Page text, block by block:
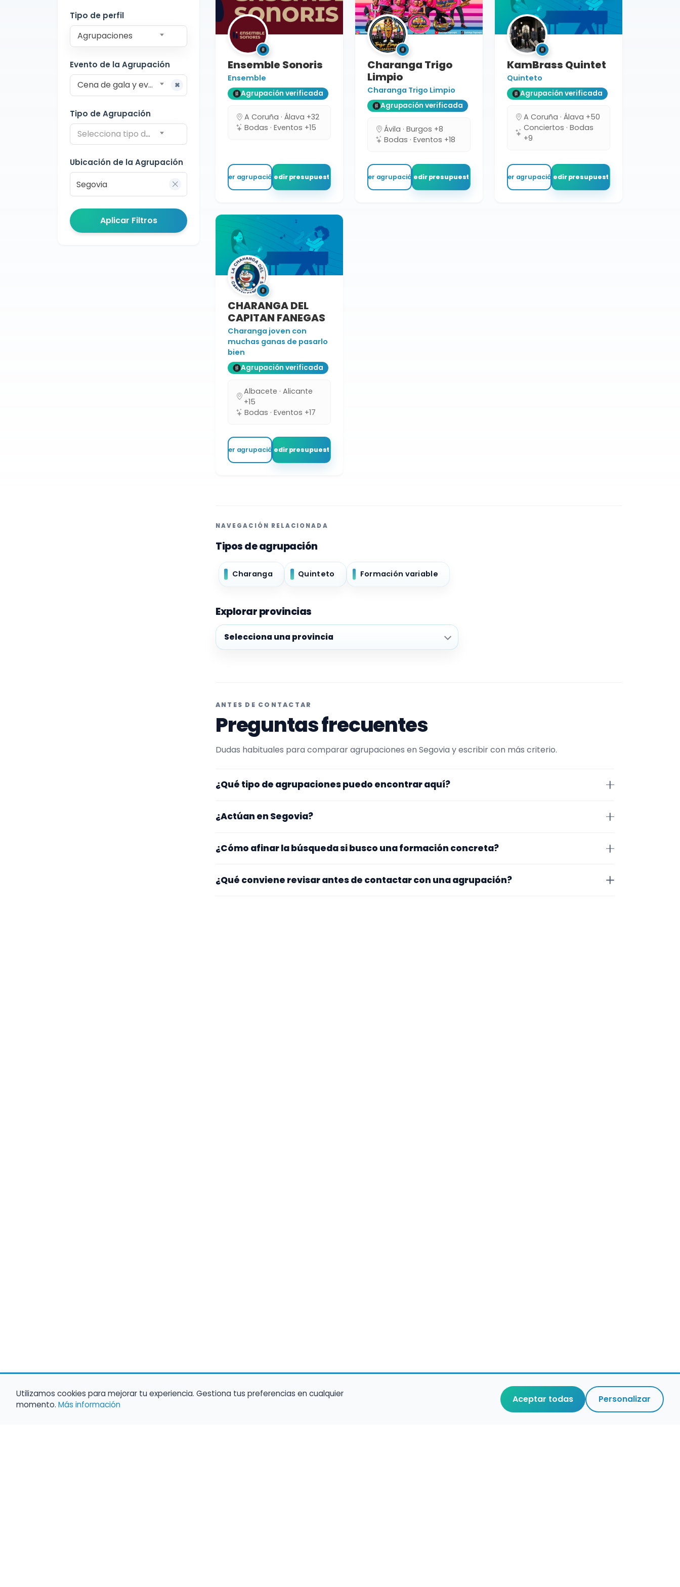
Tipo de perfil
Agrupaciones
Evento de la Agrupación
Cena de gala y eventos formales
Tipo de Agrupación
Selecciona tipo de agrupación
Ubicación de la Agrupación
Aplicar Filtros
Ensemble Sonoris
Ensemble
Agrupación verificada
A Coruña · Álava +32
Bodas · Eventos +15
Ver agrupaciónPedir presupuesto
Charanga Trigo
Limpio
Charanga Trigo Limpio
Agrupación verificada
Ávila · Burgos +8
Bodas · Eventos +18
Ver agrupaciónPedir presupuesto
KamBrass Quintet
Quinteto
Agrupación verificada
A Coruña · Álava +50
Conciertos · Bodas
+9
Ver agrupaciónPedir presupuesto
CHARANGA DEL
CAPITAN FANEGAS
Charanga joven con
muchas ganas de pasarlo
bien
Agrupación verificada
Albacete · Alicante
+15
Bodas · Eventos +17
Ver agrupaciónPedir presupuesto
NAVEGACIÓN RELACIONADA
Tipos de agrupación
Charanga Quinteto Formación variable
Explorar provincias
Explorar provincias
ANTES DE CONTACTAR
Preguntas frecuentes
Dudas habituales para comparar agrupaciones en Segovia y escribir con más criterio.
¿Qué tipo de agrupaciones puedo encontrar aquí?
de la formación y vídeos antes de decidir.
¿Actúan en Segovia?
zona y otros se desplazan, así que merece la pena confirmar lugar exacto, horarios y
¿Cómo afinar la búsqueda si busco una formación concreta?
tipo de agrupación para quedarte con opciones más cercanas a lo que buscas.
¿Qué conviene revisar antes de contactar con una agrupación?
Utilizamos cookies para mejorar tu experiencia. Gestiona tus preferencias en cualquier
momento. Más información Aceptar todas Personalizar